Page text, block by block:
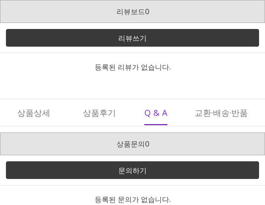
리뷰보드0
리뷰쓰기
등록된 리뷰가 없습니다.
상품상세 상품후기 Q & A 교환·배송·반품
상품문의0
문의하기
등록된 문의가 없습니다.